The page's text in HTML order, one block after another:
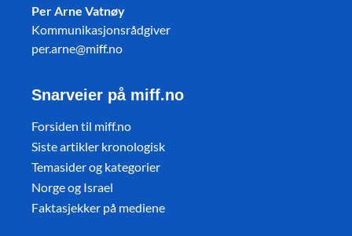
Per Arne Vatnøy
Kommunikasjonsrådgiver
per.arne@miff.no
Snarveier på miff.no
Forsiden til miff.no
Siste artikler kronologisk
Temasider og kategorier
Norge og Israel
Faktasjekker på mediene